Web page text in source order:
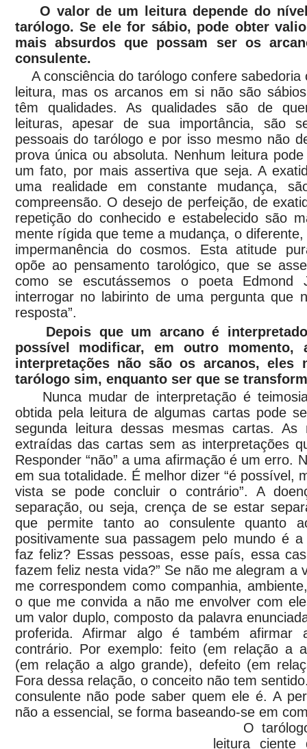
O valor de um leitura depende do
tarólogo. Se ele for sábio, pode obter
mais absurdos que possam ser os
consulente.
A consciência do tarólogo confere sabedoria
leitura, mas os arcanos em si não são
têm qualidades. As qualidades são de
leituras, apesar de sua importância, são
pessoais do tarólogo e por isso mesmo não
prova única ou absoluta. Nenhum leitura
um fato, por mais assertiva que seja. A
uma realidade em constante mudança,
compreensão. O desejo de perfeição, de
repetição do conhecido e estabelecido são
mente rígida que teme a mudança, o
impermanência do cosmos. Esta atitude
opõe ao pensamento tarológico, que se
como se escutássemos o poeta Edmond
interrogar no labirinto de uma pergunta que
resposta”.
Depois que um arcano é
possível modificar, em outro momento,
interpretações não são os arcanos, eles
tarólogo sim, enquanto ser que se
Nunca mudar de interpretação é
obtida pela leitura de algumas cartas pode
segunda leitura dessas mesmas cartas. As
extraídas das cartas sem as interpretações
Responder “não” a uma afirmação é um erro.
em sua totalidade. É melhor dizer “é possível,
vista se pode concluir o contrário”. A
separação, ou seja, crença de se estar
que permite tanto ao consulente quanto
positivamente sua passagem pelo mundo é
faz feliz? Essas pessoas, esse país, essa
fazem feliz nesta vida?” Se não me alegram a
me correspondem como companhia,
o que me convida a não me envolver com
um valor duplo, composto da palavra
proferida. Afirmar algo é também afirmar
contrário. Por exemplo: feito (em relação a
(em relação a algo grande), defeito (em
Fora dessa relação, o conceito não tem
consulente não pode saber quem ele é. A
não a essencial, se forma baseando-se em
O tarólogo
leitura